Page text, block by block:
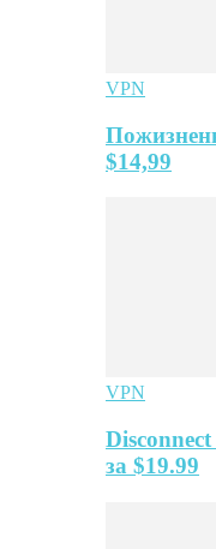
VPN
$14,99
VPN
за $19.99